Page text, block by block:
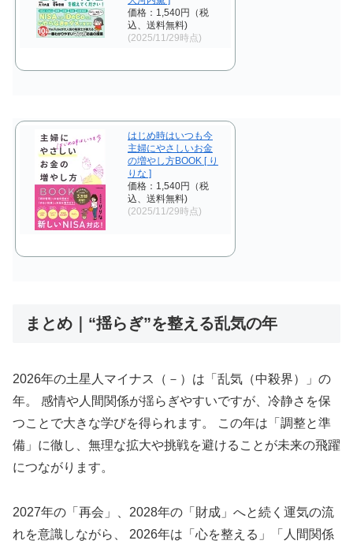
価格：1,540円（税
込、送料無料)
(2025/11/29時点)
はじめ時はいつも今
主婦にやさしいお金
の増やし方BOOK [ り
りな ]
価格：1,540円（税
込、送料無料)
(2025/11/29時点)
まとめ｜“揺らぎ”を整える乱気の年
2026年の土星人マイナス（－）は「乱気（中殺界）」の
年。 感情や人間関係が揺らぎやすいですが、冷静さを保
つことで大きな学びを得られます。 この年は「調整と準
備」に徹し、無理な拡大や挑戦を避けることが未来の飛躍
につながります。
2027年の「再会」、2028年の「財成」へと続く運気の流
れを意識しながら、 2026年は「心を整える」「人間関係